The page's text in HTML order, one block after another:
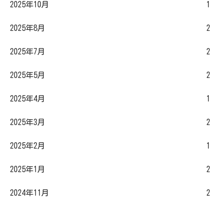
2025年10月 1
2025年8月 2
2025年7月 2
2025年5月 2
2025年4月 1
2025年3月 2
2025年2月 1
2025年1月 2
2024年11月 2